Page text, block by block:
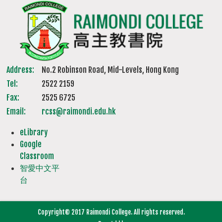
Address:
No.2 Robinson Road, Mid-Levels, Hong Kong
Tel:
2522 2159
Fax:
2525 6725
Email:
rcss@raimondi.edu.hk
eLibrary
Google
Classroom
智愛中文平
台
Copyright© 2017 Raimondi College. All rights reserved.